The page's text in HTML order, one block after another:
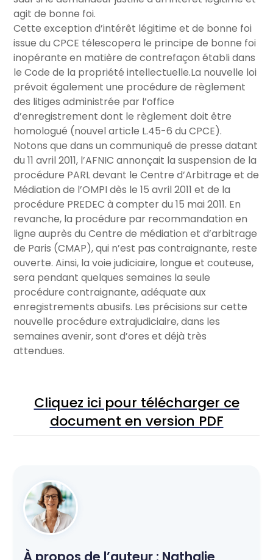
agit de bonne foi.
Cette exception d’intérêt légitime et de bonne foi
issue du CPCE télescopera le principe de bonne foi
inopérante en matière de contrefaçon établi dans
le Code de la propriété intellectuelle.La nouvelle loi
prévoit également une procédure de règlement
des litiges administrée par l’office
d’enregistrement dont le règlement doit être
homologué (nouvel article L.45-6 du CPCE).
Notons que dans un communiqué de presse datant
du 11 avril 2011, l’AFNIC annonçait la suspension de la
procédure PARL devant le Centre d’Arbitrage et de
Médiation de l’OMPI dès le 15 avril 2011 et de la
procédure PREDEC à compter du 15 mai 2011. En
revanche, la procédure par recommandation en
ligne auprès du Centre de médiation et d’arbitrage
de Paris (CMAP), qui n’est pas contraignante, reste
ouverte. Ainsi, la voie judiciaire, longue et couteuse,
sera pendant quelques semaines la seule
procédure contraignante, adéquate aux
enregistrements abusifs. Les précisions sur cette
nouvelle procédure extrajudiciaire, dans les
semaines avenir, sont d’ores et déjà très
attendues.
Cliquez ici pour télécharger ce
document en version PDF